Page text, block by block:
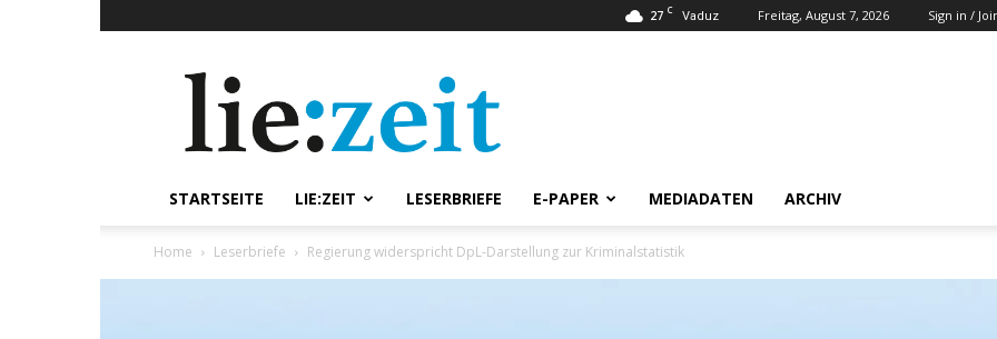
27 C Vaduz Freitag, August 7, 2026 Sign in /
STARTSEITE LIE:ZEIT LESERBRIEFE E-PAPER MEDIADATEN ARCHIV
Home Leserbriefe Regierung widerspricht DpL-Darstellung zur Kriminalstatistik